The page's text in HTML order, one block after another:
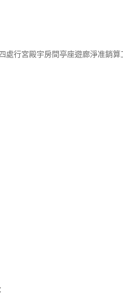
處行宮殿宇房間亭座遊廊淨准銷算